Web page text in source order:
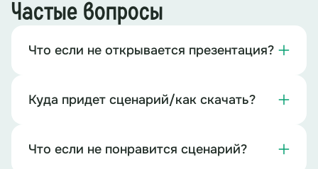
Частые вопросы
Что если не открывается презентация?
Куда придет сценарий/как скачать?
Что если не понравится сценарий?